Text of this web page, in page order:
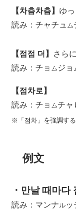
【차츰차츰】 ゆ
読み：チャチュ ム
【점점 더】
さら
読み：チョ ム ジョ
【점차로】
読み：チョ ムチャ
※「점차」を強調する
例文
・만날 때마다
読み：マンナ ルッ